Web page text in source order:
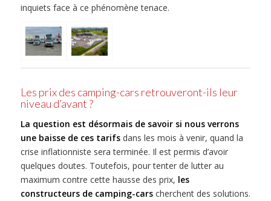
inquiets face à ce phénomène tenace.
Les prix des camping-cars retrouveront-ils leur
niveau d’avant ?
La question est désormais de savoir si nous verrons
une baisse de ces tarifsdans les mois à venir, quand la
crise inflationniste sera terminée. Il est permis d’avoir
quelques doutes. Toutefois, pour tenter de lutter au
maximum contre cette hausse des prix, les
constructeurs de camping-carscherchent des solutions.